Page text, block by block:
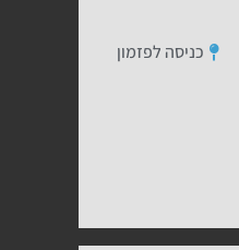
כניסה לפזמון